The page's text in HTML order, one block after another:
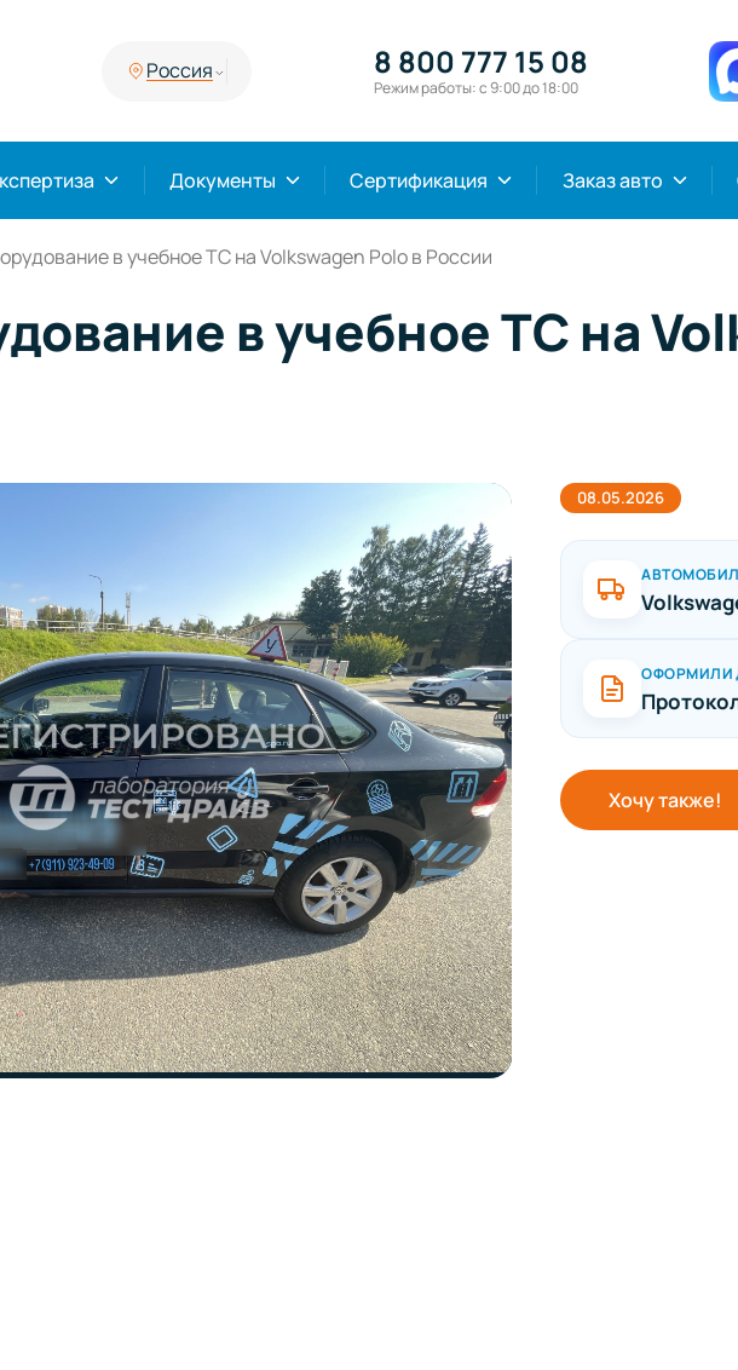
Россия 8 800 777 15 08
Режим работы: с 9:00 до 18:00
Документы Сертификация Заказ авто
в учебное ТС на Volkswagen Polo в России
в учебное ТС на
08.05.2026
ОФОРМИЛИ
Хочу также!